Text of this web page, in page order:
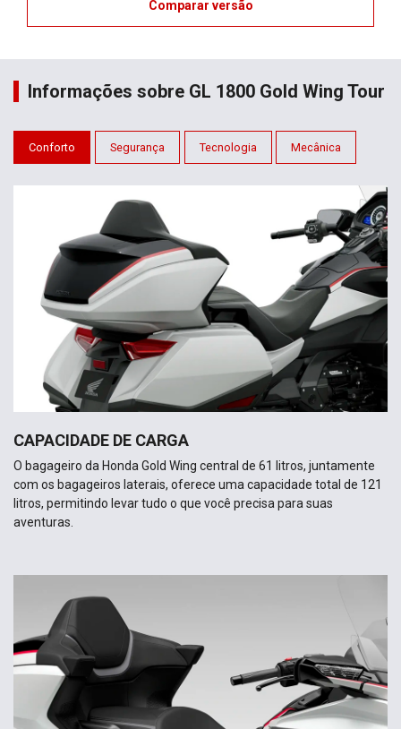
Comparar versão
Informações sobre GL 1800 Gold Wing Tour
Conforto Segurança Tecnologia Mecânica
CAPACIDADE DE CARGA
O bagageiro da Honda Gold Wing central de 61 litros, juntamente
com os bagageiros laterais, oferece uma capacidade total de 121
litros, permitindo levar tudo o que você precisa para suas
aventuras.